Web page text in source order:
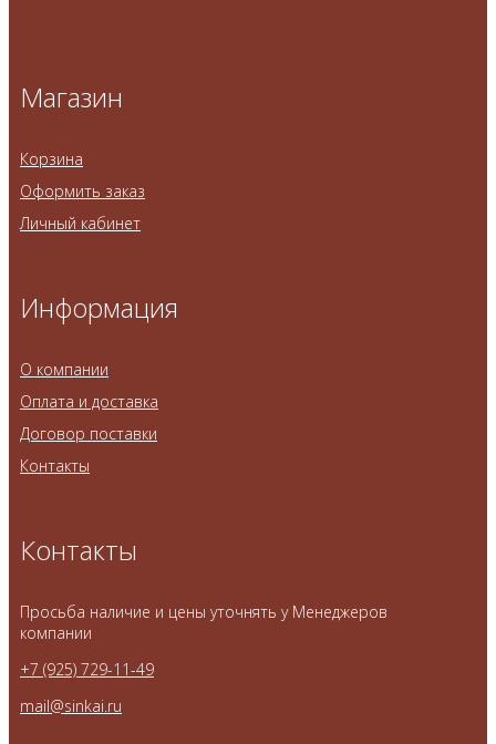
Магазин
Корзина
Оформить заказ
Личный кабинет
Информация
О компании
Оплата и доставка
Договор поставки
Контакты
Контакты
Просьба наличие и цены уточнять у Менеджеров
компании
+7 (925) 729-11-49
mail@sinkai.ru